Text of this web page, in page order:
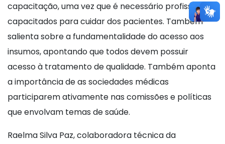
capacitação, uma vez que é necessário profissionais
capacitados para cuidar dos pacientes. Também
salienta sobre a fundamentalidade do acesso aos
insumos, apontando que todos devem possuir
acesso à tratamento de qualidade. Também aponta
a importância de as sociedades médicas
participarem ativamente nas comissões e políticas
que envolvam temas de saúde.
Raelma Silva Paz, colaboradora técnica da